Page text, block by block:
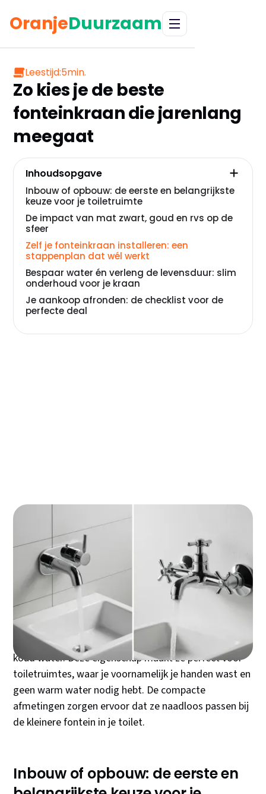
OranjeDuurzaam
Leestijd:5min.
Zo kies je de beste
fonteinkraan die jarenlang
meegaat
De keuze voor een fonteinkraan lijkt simpel, maar één
verkeerde beslissing kan je maanden frustatie
opleveren. Het gaat niet alleen om design - de
afmetingen, het installatiegemak en de juiste
aansluiting bepalen of je investering een succes wordt
of een dure vergissing. Een fonteinkraan is specifiek
ontworpen voor kleine wastafels en levert uitsluitend
koud water. Deze eigenschap maakt ze perfect voor
toiletruimtes, waar je voornamelijk je handen wast en
geen warm water nodig hebt. De compacte
afmetingen zorgen ervoor dat ze naadloos passen bij
de kleinere fontein in je toilet.
Inbouw of opbouw: de eerste en
Inhoudsopgave
Inbouw of opbouw: de eerste en belangrijkste
keuze voor je toiletruimte
De impact van mat zwart, goud en rvs op de
sfeer
Zelf je fonteinkraan installeren: een
stappenplan dat wél werkt
Bespaar water én verleng de levensduur: slim
onderhoud voor je kraan
Je aankoop afronden: de checklist voor de
perfecte deal